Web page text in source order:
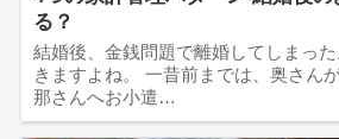
る？
結婚後、金銭問題で離婚してしまっ
きますよね。 一昔前までは、奥さん
那さんへお小遣…